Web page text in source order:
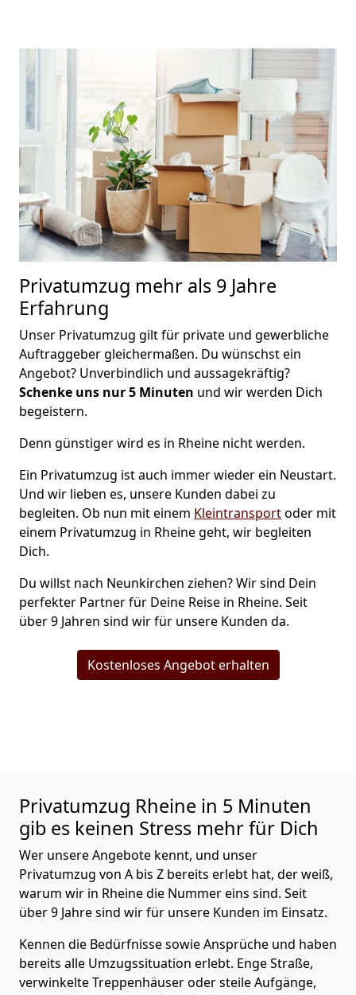
Privatumzug mehr als 9 Jahre
Erfahrung
Unser Privatumzug gilt für private und gewerbliche
Auftraggeber gleichermaßen. Du wünschst ein
Angebot? Unverbindlich und aussagekräftig?
Schenke uns nur 5 Minuten und wir werden Dich
begeistern.
Denn günstiger wird es in Rheine nicht werden.
Ein Privatumzug ist auch immer wieder ein Neustart.
Und wir lieben es, unsere Kunden dabei zu
begleiten. Ob nun mit einem Kleintransportoder mit
einem Privatumzug in Rheine geht, wir begleiten
Dich.
Du willst nach Neunkirchen ziehen? Wir sind Dein
perfekter Partner für Deine Reise in Rheine. Seit
über 9 Jahren sind wir für unsere Kunden da.
Kostenloses Angebot erhalten
Privatumzug Rheine in 5 Minuten
gib es keinen Stress mehr für Dich
Wer unsere Angebote kennt, und unser
Privatumzug von A bis Z bereits erlebt hat, der weiß,
warum wir in Rheine die Nummer eins sind. Seit
über 9 Jahre sind wir für unsere Kunden im Einsatz.
Kennen die Bedürfnisse sowie Ansprüche und haben
bereits alle Umzugssituation erlebt. Enge Straße,
verwinkelte Treppenhäuser oder steile Aufgänge,